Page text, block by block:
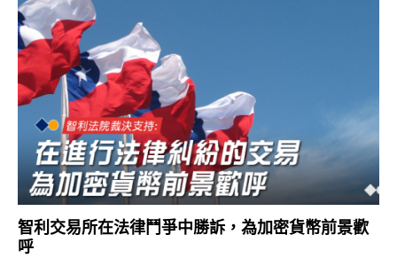
智利交易所在法律鬥爭中勝訴，為加密貨幣前景歡
呼